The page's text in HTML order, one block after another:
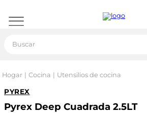
Hogar Cocina Utensilios de cocina
PYREX
Pyrex Deep Cuadrada 2.5LT